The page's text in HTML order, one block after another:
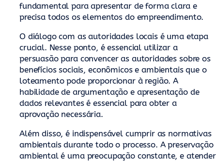
fundamental para apresentar de forma clara e
precisa todos os elementos do empreendimento.
O diálogo com as autoridades locais é uma etapa
crucial. Nesse ponto, é essencial utilizar a
persuasão para convencer as autoridades sobre os
benefícios sociais, econômicos e ambientais que o
loteamento pode proporcionar à região. A
habilidade de argumentação e apresentação de
dados relevantes é essencial para obter a
aprovação necessária.
Além disso, é indispensável cumprir as normativas
ambientais durante todo o processo. A preservação
ambiental é uma preocupação constante, e atender